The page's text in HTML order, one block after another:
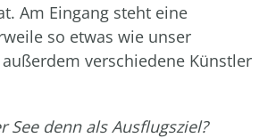
Am Eingang steht eine
so etwas wie unser
verschiedene Künstler
See denn als Ausflugsziel?